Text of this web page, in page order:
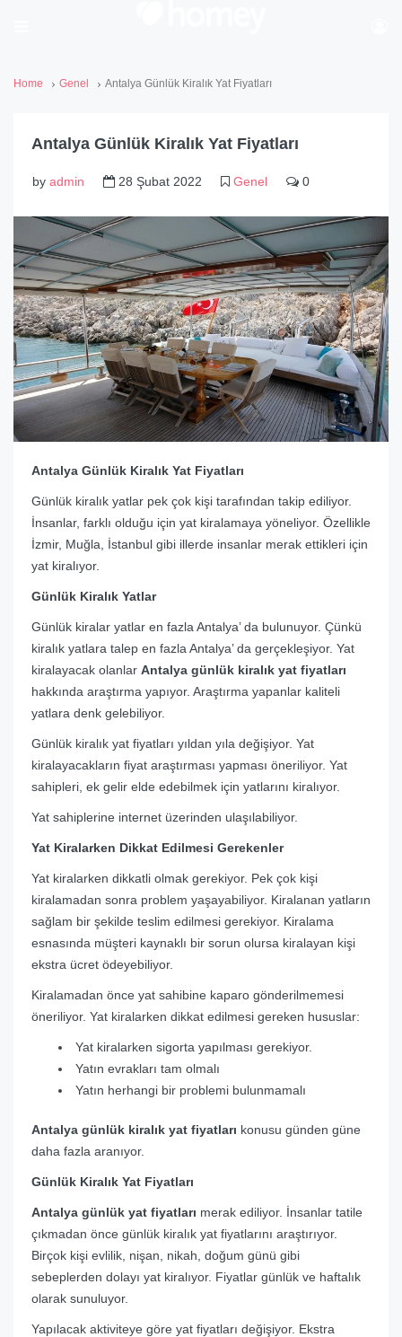
Home Genel Antalya Günlük Kiralık Yat Fiyatları
Antalya Günlük Kiralık Yat Fiyatları
by admin 28 Şubat 2022 Genel 0
Antalya Günlük Kiralık Yat Fiyatları
Günlük kiralık yatlar pek çok kişi tarafından takip ediliyor.
İnsanlar, farklı olduğu için yat kiralamaya yöneliyor. Özellikle
İzmir, Muğla, İstanbul gibi illerde insanlar merak ettikleri için
yat kiralıyor.
Günlük Kiralık Yatlar
Günlük kiralar yatlar en fazla Antalya’ da bulunuyor. Çünkü
kiralık yatlara talep en fazla Antalya’ da gerçekleşiyor. Yat
kiralayacak olanlar Antalya günlük kiralık yat fiyatları
hakkında araştırma yapıyor. Araştırma yapanlar kaliteli
yatlara denk gelebiliyor.
Günlük kiralık yat fiyatları yıldan yıla değişiyor. Yat
kiralayacakların fiyat araştırması yapması öneriliyor. Yat
sahipleri, ek gelir elde edebilmek için yatlarını kiralıyor.
Yat sahiplerine internet üzerinden ulaşılabiliyor.
Yat Kiralarken Dikkat Edilmesi Gerekenler
Yat kiralarken dikkatli olmak gerekiyor. Pek çok kişi
kiralamadan sonra problem yaşayabiliyor. Kiralanan yatların
sağlam bir şekilde teslim edilmesi gerekiyor. Kiralama
esnasında müşteri kaynaklı bir sorun olursa kiralayan kişi
ekstra ücret ödeyebiliyor.
Kiralamadan önce yat sahibine kaparo gönderilmemesi
öneriliyor. Yat kiralarken dikkat edilmesi gereken hususlar:
Yat kiralarken sigorta yapılması gerekiyor.
Yatın evrakları tam olmalı
Yatın herhangi bir problemi bulunmamalı
Antalya günlük kiralık yat fiyatları konusu günden güne
daha fazla aranıyor.
Günlük Kiralık Yat Fiyatları
Antalya günlük yat fiyatları merak ediliyor. İnsanlar tatile
çıkmadan önce günlük kiralık yat fiyatlarını araştırıyor.
Birçok kişi evlilik, nişan, nikah, doğum günü gibi
sebeplerden dolayı yat kiralıyor. Fiyatlar günlük ve haftalık
olarak sunuluyor.
Yapılacak aktiviteye göre yat fiyatları değişiyor. Ekstra